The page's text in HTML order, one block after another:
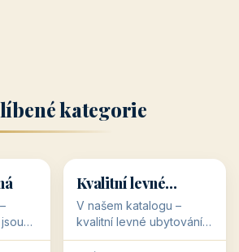
kategorie
💰
💰
34 objektů
Kvalitní levné
ubytování
V našem katalogu –
kvalitní levné ubytování –
jsou pro Vás připraveny